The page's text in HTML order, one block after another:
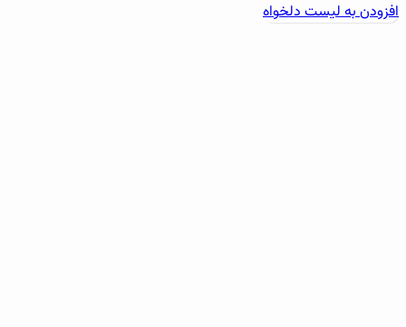
افزودن به لیست دلخواه